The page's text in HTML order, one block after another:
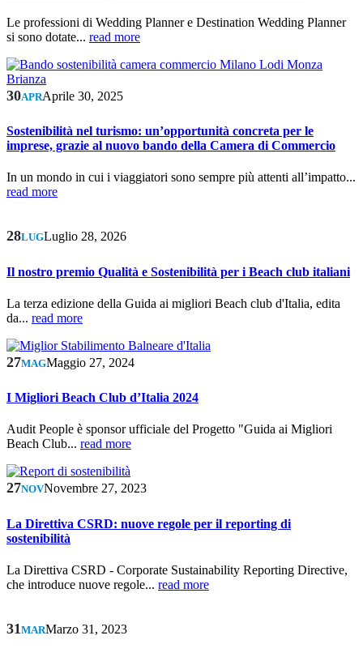
Le professioni di Wedding Planner e Destination Wedding Planner
si sono dotate... read more
30APRAprile 30, 2025
Sostenibilità nel turismo: un’opportunità concreta per le
imprese, grazie al nuovo bando della Camera di Commercio
In un mondo in cui i viaggiatori sono sempre più attenti all’impatto...
read more
28LUGLuglio 28, 2026
Il nostro premio Qualità e Sostenibilità per i Beach club italiani
La terza edizione della Guida ai migliori Beach club d'Italia, edita
da... read more
27MAGMaggio 27, 2024
I Migliori Beach Club d’Italia 2024
Audit People è sponsor ufficiale del Progetto "Guida ai Migliori
Beach Club... read more
27NOVNovembre 27, 2023
La Direttiva CSRD: nuove regole per il reporting di
sostenibilità
La Direttiva CSRD - Corporate Sustainability Reporting Directive,
che introduce nuove regole... read more
31 MARMarzo 31, 2023